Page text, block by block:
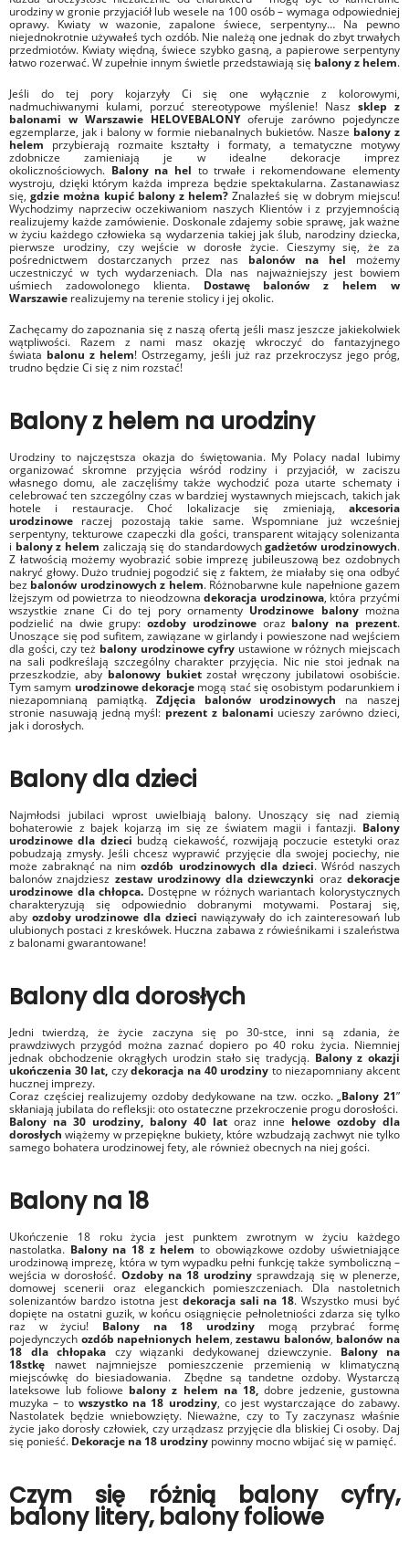
urodziny w gronie przyjaciół lub wesele na 100 osób – wymaga odpowiedniej
oprawy. Kwiaty w wazonie, zapalone świece, serpentyny… Na pewno
niejednokrotnie używałeś tych ozdób. Nie należą one jednak do zbyt trwałych
przedmiotów. Kwiaty więdną, świece szybko gasną, a papierowe serpentyny
łatwo rozerwać. W zupełnie innym świetle przedstawiają się balony z helem.
Jeśli do tej pory kojarzyły Ci się one wyłącznie z kolorowymi,
nadmuchiwanymi kulami, porzuć stereotypowe myślenie! Nasz sklep z
balonami w Warszawie HELOVEBALONYoferuje zarówno pojedyncze
egzemplarze, jak i balony w formie niebanalnych bukietów. Nasze balony z
helem przybierają rozmaite kształty i formaty, a tematyczne motywy
zdobnicze zamieniają je w idealne dekoracje imprez
okolicznościowych. Balony na hel to trwałe i rekomendowane elementy
wystroju, dzięki którym każda impreza będzie spektakularna. Zastanawiasz
się,gdzie można kupić balony z helem? Znalazłeś się w dobrym miejscu!
Wychodzimy naprzeciw oczekiwaniom naszych Klientów i z przyjemnością
realizujemy każde zamówienie. Doskonale zdajemy sobie sprawę, jak ważne
w życiu każdego człowieka są wydarzenia takiej jak ślub, narodziny dziecka,
pierwsze urodziny, czy wejście w dorosłe życie. Cieszymy się, że za
pośrednictwem dostarczanych przez nas balonów na hel możemy
uczestniczyć w tych wydarzeniach. Dla nas najważniejszy jest bowiem
uśmiech zadowolonego klienta. Dostawę balonów z helem w
Warszawie realizujemy na terenie stolicy i jej okolic.
Zachęcamy do zapoznania się z naszą ofertą jeśli masz jeszcze jakiekolwiek
wątpliwości. Razem z nami masz okazję wkroczyć do fantazyjnego
świata balonu z helem! Ostrzegamy, jeśli już raz przekroczysz jego próg,
trudno będzie Ci się z nim rozstać!
Balony z helem na urodziny
Urodziny to najczęstsza okazja do świętowania. My Polacy nadal lubimy
organizować skromne przyjęcia wśród rodziny i przyjaciół, w zaciszu
własnego domu, ale zaczęliśmy także wychodzić poza utarte schematy i
celebrować ten szczególny czas w bardziej wystawnych miejscach, takich jak
hotele i restauracje. Choć lokalizacje się zmieniają, akcesoria
urodzinowe raczej pozostają takie same. Wspomniane już wcześniej
serpentyny, tekturowe czapeczki dla gości, transparent witający solenizanta
i balony z helem zaliczają się do standardowychgadżetów urodzinowych.
Z łatwością możemy wyobrazić sobie imprezę jubileuszową bez ozdobnych
nakryć głowy. Dużo trudniej pogodzić się z faktem, że miałaby się ona odbyć
bez balonów urodzinowych z helem. Różnobarwne kule napełnione gazem
lżejszym od powietrza to nieodzownadekoracja urodzinowa, która przyćmi
wszystkie znane Ci do tej pory ornamenty Urodzinowe balonymożna
podzielić na dwie grupy:ozdoby urodzinoweoraz balony na prezent.
Unoszące się pod sufitem, zawiązane w girlandy i powieszone nad wejściem
dla gości, czy też balony urodzinowe cyfry ustawione w różnych miejscach
na sali podkreślają szczególny charakter przyjęcia. Nic nie stoi jednak na
przeszkodzie, aby balonowy bukietzostał wręczony jubilatowi osobiście.
Tym samym urodzinowe dekoracje mogą stać się osobistym podarunkiem i
niezapomnianą pamiątką. Zdjęcia balonów urodzinowych na naszej
stronie nasuwają jedną myśl: prezent z balonami ucieszy zarówno dzieci,
jak i dorosłych.
Balony dla dzieci
Najmłodsi jubilaci wprost uwielbiają balony. Unoszący się nad ziemią
bohaterowie z bajek kojarzą im się ze światem magii i fantazji. Balony
urodzinowe dla dzieci budzą ciekawość, rozwijają poczucie estetyki oraz
pobudzają zmysły. Jeśli chcesz wyprawić przyjęcie dla swojej pociechy, nie
może zabraknąć na nimozdób urodzinowych dla dzieci. Wśród naszych
balonów znajdziesz zestaw urodzinowy dla dziewczynki orazdekoracje
urodzinowe dla chłopca. Dostępne w różnych wariantach kolorystycznych
charakteryzują się odpowiednio dobranymi motywami. Postaraj się,
aby ozdoby urodzinowe dla dzieci nawiązywały do ich zainteresowań lub
ulubionych postaci z kreskówek. Huczna zabawa z rówieśnikami i szaleństwa
z balonami gwarantowane!
Balony dla dorosłych
Jedni twierdzą, że życie zaczyna się po 30-stce, inni są zdania, że
prawdziwych przygód można zaznać dopiero po 40 roku życia. Niemniej
jednak obchodzenie okrągłych urodzin stało się tradycją. Balony z okazji
ukończenia 30 lat, czydekoracja na 40 urodziny to niezapomniany akcent
hucznej imprezy.
Coraz częściej realizujemy ozdoby dedykowane na tzw. oczko. „Balony 21”
skłaniają jubilata do refleksji: oto ostateczne przekroczenie progu dorosłości.
Balony na 30 urodziny, balony 40 lat oraz inne helowe ozdoby dla
dorosłych wiążemy w przepiękne bukiety, które wzbudzają zachwyt nie tylko
samego bohatera urodzinowej fety, ale również obecnych na niej gości.
Balony na 18
Ukończenie 18 roku życia jest punktem zwrotnym w życiu każdego
nastolatka. Balony na 18 z helem to obowiązkowe ozdoby uświetniające
urodzinową imprezę, która w tym wypadku pełni funkcję także symboliczną –
wejścia w dorosłość. Ozdoby na 18 urodziny sprawdzają się w plenerze,
domowej scenerii oraz eleganckich pomieszczeniach. Dla nastoletnich
solenizantów bardzo istotna jest dekoracja sali na 18. Wszystko musi być
dopięte na ostatni guzik, w końcu osiągnięcie pełnoletniości zdarza się tylko
raz w życiu! Balony na 18 urodziny mogą przybrać formę
pojedynczych ozdób napełnionych helem,zestawu balonów, balonów na
18 dla chłopaka czy wiązanki dedykowanej dziewczynie. Balony na
18stkę nawet najmniejsze pomieszczenie przemienią w klimatyczną
miejscówkę do biesiadowania. Zbędne są tandetne ozdoby. Wystarczą
lateksowe lub foliowe balony z helem na 18, dobre jedzenie, gustowna
muzyka – to wszystko na 18 urodziny, co jest wystarczające do zabawy.
Nastolatek będzie wniebowzięty. Nieważne, czy to Ty zaczynasz właśnie
życie jako dorosły człowiek, czy urządzasz przyjęcie dla bliskiej Ci osoby. Daj
się ponieść. Dekoracje na 18 urodziny powinny mocno wbijać się w pamięć.
Czym się różnią balony cyfry,
balony litery, balony foliowe